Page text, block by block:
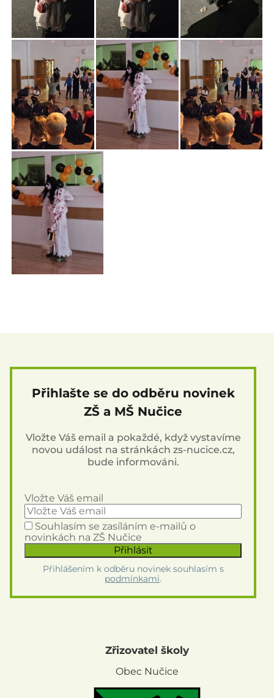
Přihlašte se do odběru novinek
ZŠ a MŠ Nučice
Vložte Váš email a pokaždé, když vystavíme
novou událost na stránkách zs-nucice.cz,
bude informováni.
Vložte Váš email
Souhlasím se zasíláním e-mailů o
novinkách na ZŠ Nučice
Přihlášením k odběru novinek souhlasím s
podmínkami.
Zřizovatel školy
Obec Nučice